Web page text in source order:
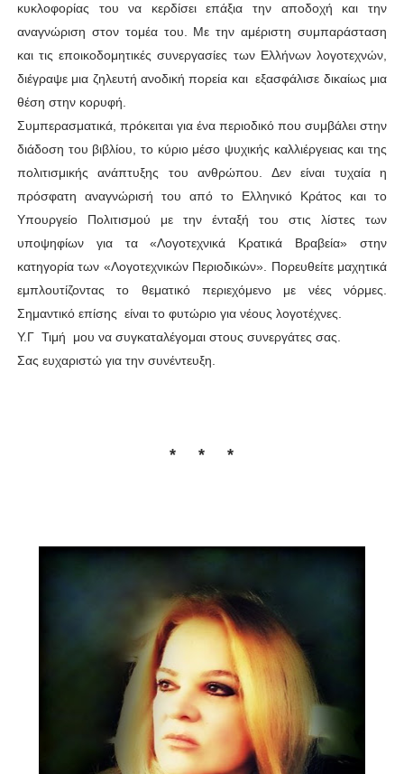
κυκλοφορίας του να κερδίσει επάξια την αποδοχή και την
αναγνώριση στον τομέα του. Με την αμέριστη συμπαράσταση
και τις εποικοδομητικές συνεργασίες των Ελλήνων λογοτεχνών,
διέγραψε μια ζηλευτή ανοδική πορεία και εξασφάλισε δικαίως μια
θέση στην κορυφή.
Συμπερασματικά, πρόκειται για ένα περιοδικό που συμβάλει στην
διάδοση του βιβλίου, το κύριο μέσο ψυχικής καλλιέργειας και της
πολιτισμικής ανάπτυξης του ανθρώπου. Δεν είναι τυχαία η
πρόσφατη αναγνώρισή του από το Ελληνικό Κράτος και το
Υπουργείο Πολιτισμού με την ένταξή του στις λίστες των
υποψηφίων για τα «Λογοτεχνικά Κρατικά Βραβεία» στην
κατηγορία των «Λογοτεχνικών Περιοδικών». Πορευθείτε μαχητικά
εμπλουτίζοντας το θεματικό περιεχόμενο με νέες νόρμες.
Σημαντικό επίσης είναι το φυτώριο για νέους λογοτέχνες.
Υ.Γ Τιμή μου να συγκαταλέγομαι στους συνεργάτες σας.
Σας ευχαριστώ για την συνέντευξη.
* * *